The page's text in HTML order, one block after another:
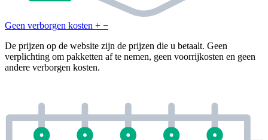
Geen verborgen kosten + −
De prijzen op de website zijn de prijzen die u betaalt. Geen
verplichting om pakketten af te nemen, geen voorrijkosten en geen
andere verborgen kosten.